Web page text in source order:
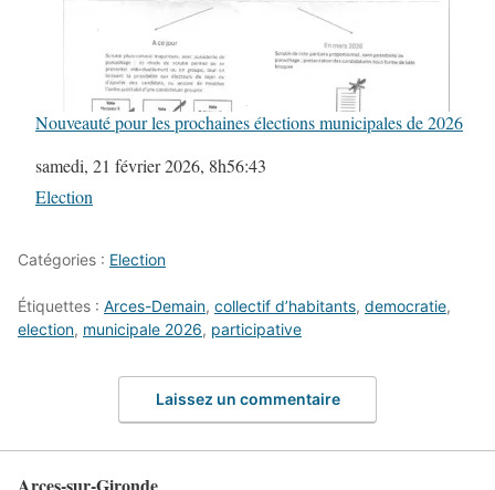
Nouveauté pour les prochaines élections municipales de 2026
Date
samedi, 21 février 2026, 8h56:43
Par rapport à
Election
Catégories : Election
Étiquettes : Arces-Demain, collectif d’habitants, democratie,
election, municipale 2026, participative
Laissez un commentaire
Arces-sur-Gironde